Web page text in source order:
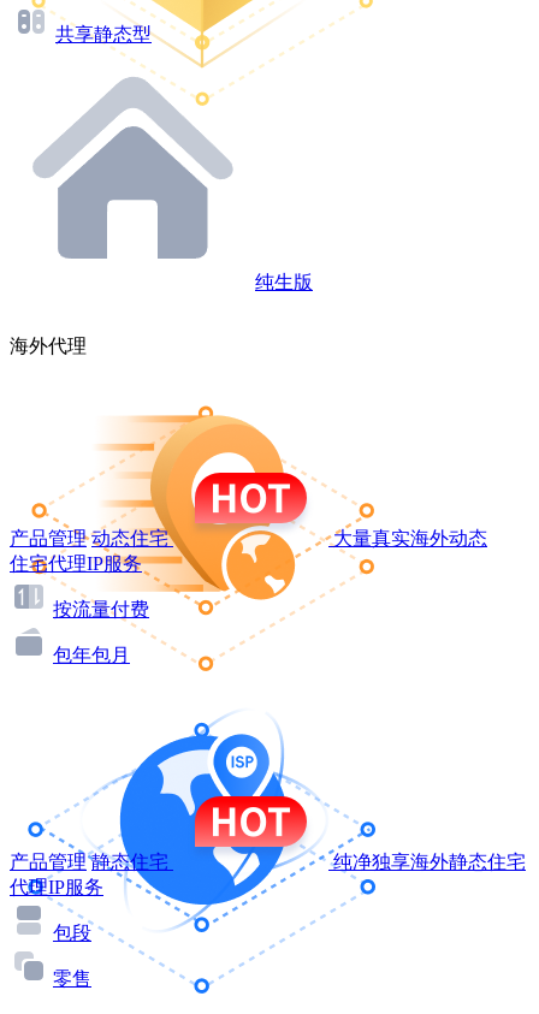
共享静态型
纯生版
海外代理
产品管理 动态住宅
大量真实海外动态
住宅代理IP服务
按流量付费
包年包月
产品管理 静态住宅
纯净独享海外静态住宅
代理IP服务
包段
零售